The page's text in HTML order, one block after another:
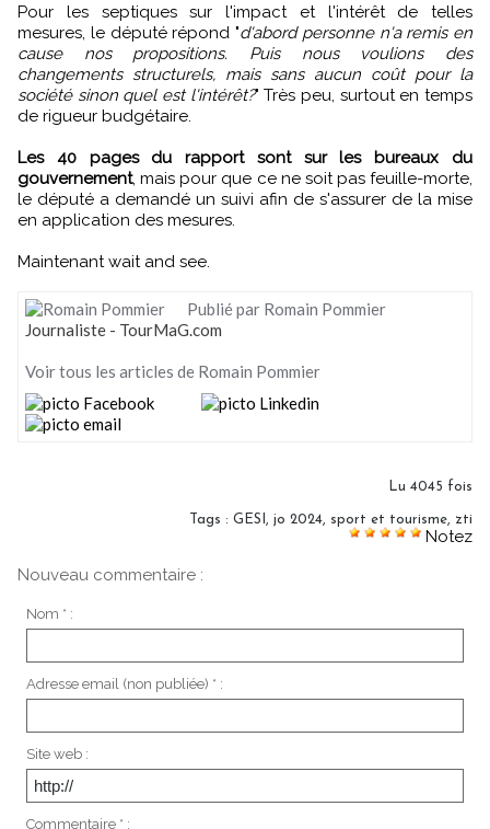
Pour les septiques sur l'impact et l'intérêt de telles
mesures, le député répond "d'abord personne n'a remis en
cause nos propositions. Puis nous voulions des
changements structurels, mais sans aucun coût pour la
société sinon quel est l'intérêt?" Très peu, surtout en temps
de rigueur budgétaire.
Les 40 pages du rapport sont sur les bureaux du
gouvernement, mais pour que ce ne soit pas feuille-morte,
le député a demandé un suivi afin de s'assurer de la mise
en application des mesures.
Maintenant wait and see.
Publié par Romain Pommier
Journaliste - TourMaG.com
Voir tous les articles de Romain Pommier
Lu 4045 fois
Tags : GESI , jo 2024, sport et tourisme, zti
Notez
Nouveau commentaire :
Nom * :
Adresse email (non publiée) * :
Site web :
Commentaire * :